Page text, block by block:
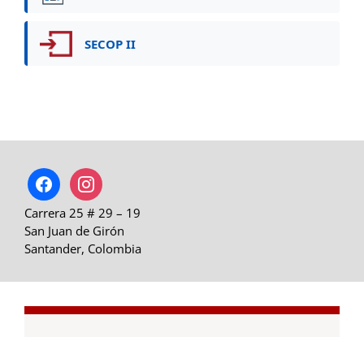
SECOP II
facebookinstagram
Carrera 25 # 29 – 19
San Juan de Girón
Santander, Colombia